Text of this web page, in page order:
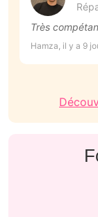
Très
Hamza, il y a 9